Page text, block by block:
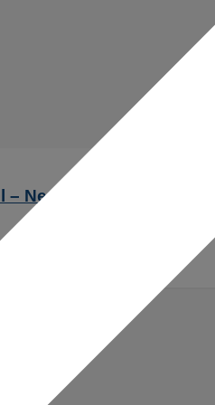
Neubau Proben- und